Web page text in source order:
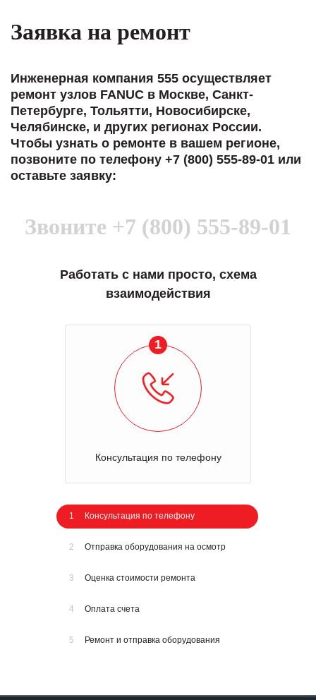
Заявка на ремонт
Инженерная компания 555 осуществляет
ремонт узлов FANUC в Москве, Санкт-
Петербурге, Тольятти, Новосибирске,
Челябинске, и других регионах России.
Чтобы узнать о ремонте в вашем регионе,
позвоните по телефону +7 (800) 555-89-01 или
оставьте заявку:
Звоните +7 (800) 555-89-01
Работать с нами просто, схема
взаимодействия
1
Консультация по телефону
1 Консультация по телефону
2 Отправка оборудования на осмотр
3 Оценка стоимости ремонта
4 Оплата счета
5 Ремонт и отправка оборудования